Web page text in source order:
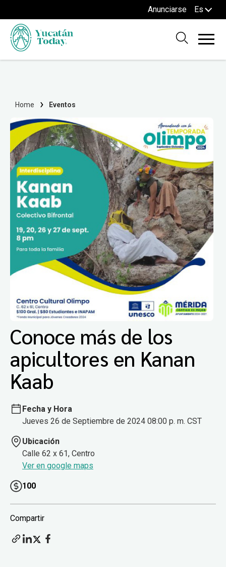
Anunciarse Es
Home Eventos
Conoce más de los
apicultores en Kanan
Kaab
Fecha y Hora
Jueves 26 de Septiembre de 2024 08:00 p. m. CST
Ubicación
Calle 62 x 61, Centro
Ver en google maps
100
Compartir